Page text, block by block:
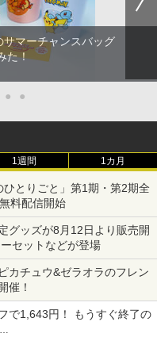
マーチャンスバッグ
た！
● ●
1週間 1カ月
とりごと」第1期・第2期全
料配信開始
グッズが8月12日より販売開
セットなどが登場
カチュウ&ゼラオラのフレン
催！
で1,643円！ もうすぐ終了の